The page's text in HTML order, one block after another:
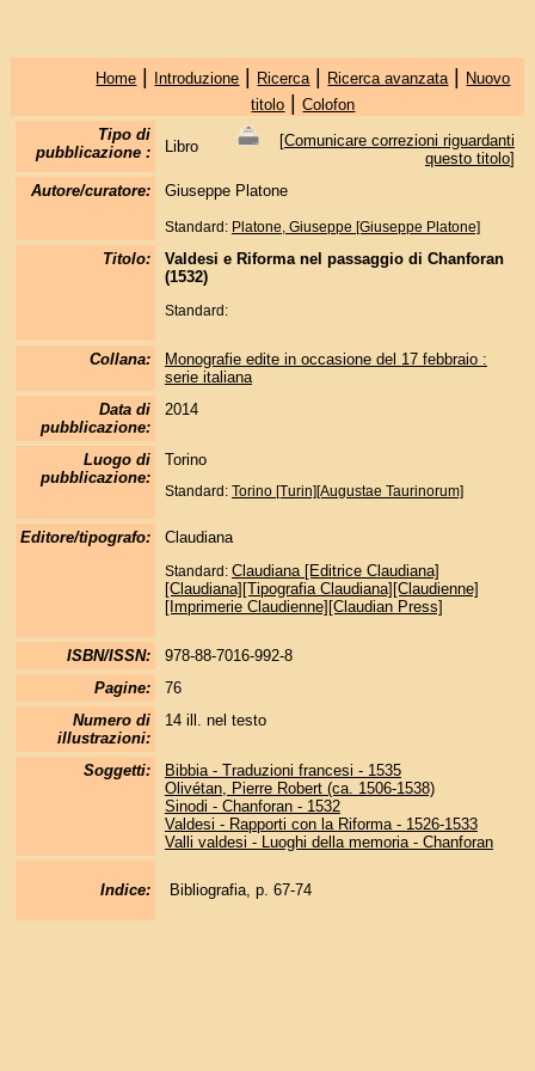
Home | Introduzione | Ricerca | Ricerca avanzata | Nuovo
titolo |Colofon
Tipo di
pubblicazione :
Libro [Comunicare correzioni riguardanti
questo titolo]
Autore/curatore:
Giuseppe Platone
Standard: Platone, Giuseppe [Giuseppe Platone]
Titolo:
Valdesi e Riforma nel passaggio di Chanforan
(1532)
Standard:
Collana:
Monografie edite in occasione del 17 febbraio :
serie italiana
Data di
pubblicazione:
2014
Luogo di
pubblicazione:
Torino
Standard: Torino [Turin][Augustae Taurinorum]
Editore/tipografo: Claudiana
Standard: Claudiana [Editrice Claudiana]
[Claudiana][Tipografia Claudiana][Claudienne]
[Imprimerie Claudienne][Claudian Press]
ISBN/ISSN:
978-88-7016-992-8
Pagine:
76
Numero di
illustrazioni:
14 ill. nel testo
Soggetti:
Bibbia - Traduzioni francesi - 1535
Olivétan, Pierre Robert (ca. 1506-1538)
Sinodi - Chanforan - 1532
Valdesi - Rapporti con la Riforma - 1526-1533
Valli valdesi - Luoghi della memoria - Chanforan
Indice: Bibliografia, p. 67-74